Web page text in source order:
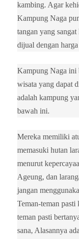
kambing. Agar
Kampung Naga
tangan yang
dijual dengan
Kampung Naga ini
wisata yang dapat
adalah kampung
bawah ini.
Mereka memiliki
memasuki hutan
menurut
Ageung, dan
jangan
Teman-teman
teman pasti
sana, Alasannya